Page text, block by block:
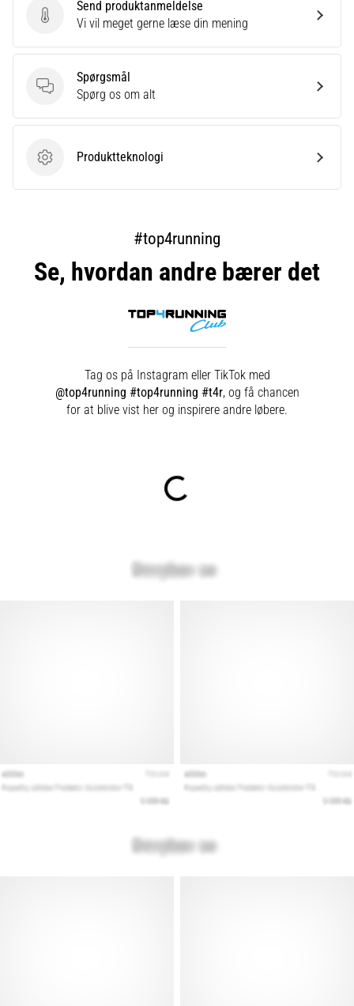
Send produktanmeldelse
Send produktanmeldelse
Vi vil meget gerne læse din mening
Spørgsmål
Spørgsmål
Spørg os om alt
Produktteknologi
Produktteknologi
#top4running
Se, hvordan andre bærer det
Tag os på Instagram eller TikTok med
@top4running #top4running #t4r, og få chancen
for at blive vist her og inspirere andre løbere.